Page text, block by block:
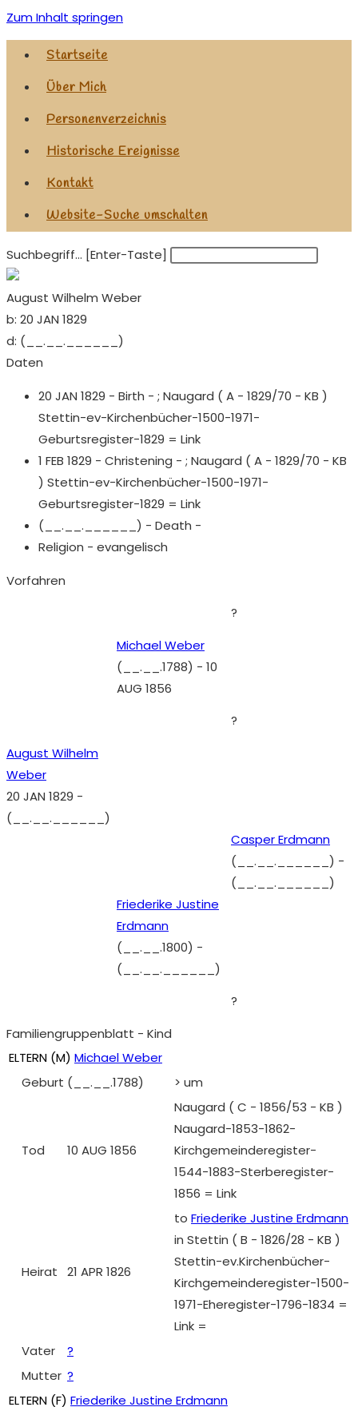
Zum Inhalt springen
Startseite
Über Mich
Personenverzeichnis
Historische Ereignisse
Kontakt
Website-Suche umschalten
Suchbegriff... [Enter-Taste]
August Wilhelm Weber
b: 20 JAN 1829
d: (__.__.______)
Daten
20 JAN 1829 - Birth - ; Naugard ( A - 1829/70 - KB )
Stettin-ev-Kirchenbücher-1500-1971-
Geburtsregister-1829 = Link
1 FEB 1829 - Christening - ; Naugard ( A - 1829/70 - KB
) Stettin-ev-Kirchenbücher-1500-1971-
Geburtsregister-1829 = Link
(__.__.______) - Death -
Religion - evangelisch
Vorfahren
?
Michael Weber
(__.__.1788) - 10
AUG 1856
?
August Wilhelm
Weber
20 JAN 1829 -
(__.__.______)
Casper Erdmann
(__.__.______) -
(__.__.______)
Friederike Justine
Erdmann
(__.__.1800) -
(__.__.______)
?
Familiengruppenblatt - Kind
ELTERN (M) Michael Weber
Geburt (__.__.1788) > um
Tod 10 AUG 1856
Naugard ( C - 1856/53 - KB )
Naugard-1853-1862-
Kirchgemeinderegister-
1544-1883-Sterberegister-
1856 = Link
Heirat 21 APR 1826
to Friederike Justine Erdmann
in Stettin ( B - 1826/28 - KB )
Stettin-ev.Kirchenbücher-
Kirchgemeinderegister-1500-
1971-Eheregister-1796-1834 =
Link =
Vater
?
Mutter ?
ELTERN (F) Friederike Justine Erdmann